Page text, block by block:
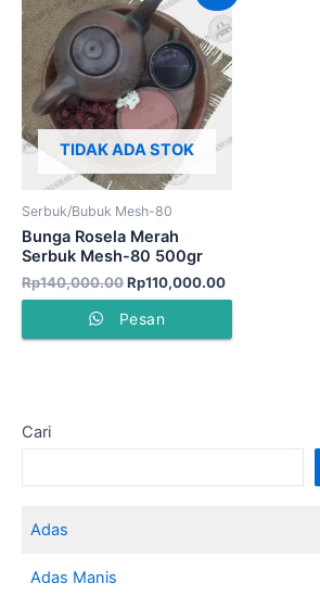
Cari
Adas
Adas Manis
TIDAK ADA STOK
Serbuk/Bubuk Mesh-80
Bunga Rosela Merah
Serbuk Mesh-80 500gr
Rp140,000.00
aslinya
adalah:
Rp140,000.00.
Rp110,000.00
saat
ini
adalah:
Rp110,000.00.
Pesan